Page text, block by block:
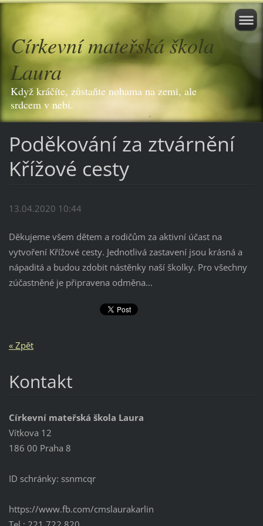
Církevní mateřská škola
Laura
Když kráčíte, zůstaňte nohama na zemi, ale
srdcem v nebi.
Poděkování za ztvárnění
Křížové cesty
13.04.2020 10:44
Děkujeme všem dětem a rodičům za aktivní účast na
vytvoření Křížové cesty. Jednotlivá zastavení jsou krásná a
nápaditá a budou zdobit nástěnky naší školky. Pro všechny
zúčastněné je připravena odměna...
« Zpět
Kontakt
Církevní mateřská škola Laura
Vítkova 12
186 00 Praha 8
ID schránky: ssnmcqr
https://www.fb.com/cmslaurakarlin